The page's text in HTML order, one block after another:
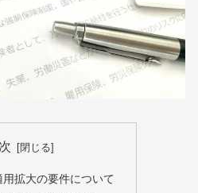
拡大の要件について